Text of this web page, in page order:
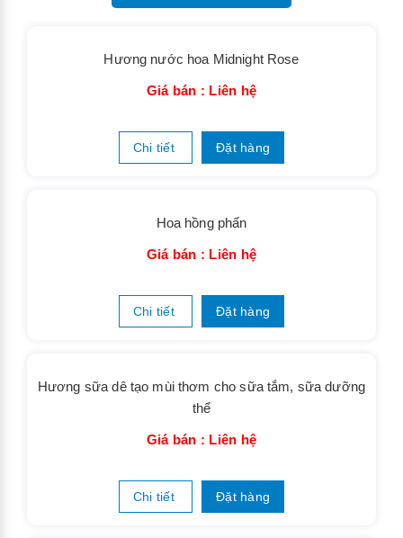
Hương nước hoa Midnight Rose
Giá bán : Liên hệ